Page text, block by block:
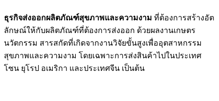
ธุรกิจส่งออกผลิตภัณฑ์สุขภาพและความงาม ที่ต้องการสร้างอัต
ลักษณ์ให้กับผลิตภัณฑ์ที่ต้องการส่งออก ด้วยผลงานเกษตร
นวัตกรรม สารสกัดที่เกิดจากงานวิจัยขั้นสูงเพื่ออุตสาหกรรม
สุขภาพและความงาม โดยเฉพาะการส่งสินค้าไปในประเทศ
โซน ยุโรป อเมริกา และประเทศจีน เป็นต้น